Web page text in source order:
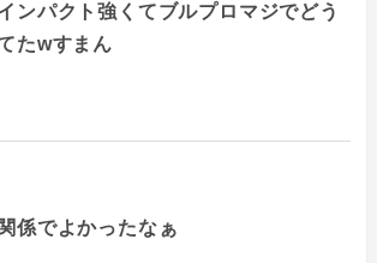
ンパクト強くてブルプロマジでどう
たwすまん
係でよかったなぁ